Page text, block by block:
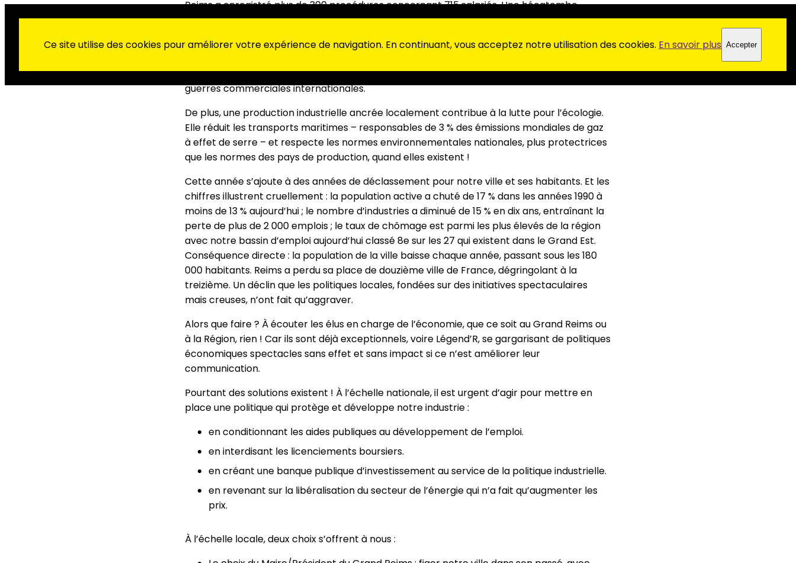
Reims a enregistré plus de 300 procédures concernant 715 salariés. Une hécatombe
sociale qui s’inscrit dans un contexte de déclin industriel prolongé.
Pourtant, l’industrie est essentielle à la vitalité économique et sociale. Elle crée des emplois,
elle constitue également un pilier de souveraineté face aux tensions croissantes des
guerres commerciales internationales.
De plus, une production industrielle ancrée localement contribue à la lutte pour l’écologie.
Elle réduit les transports maritimes – responsables de 3 % des émissions mondiales de gaz
à effet de serre – et respecte les normes environnementales nationales, plus protectrices
que les normes des pays de production, quand elles existent !
Cette année s’ajoute à des années de déclassement pour notre ville et ses habitants. Et les
chiffres illustrent cruellement : la population active a chuté de 17 % dans les années 1990 à
moins de 13 % aujourd’hui ; le nombre d’industries a diminué de 15 % en dix ans, entraînant la
perte de plus de 2 000 emplois ; le taux de chômage est parmi les plus élevés de la région
avec notre bassin d’emploi aujourd’hui classé 8e sur les 27 qui existent dans le Grand Est.
Conséquence directe : la population de la ville baisse chaque année, passant sous les 180
000 habitants. Reims a perdu sa place de douzième ville de France, dégringolant à la
treizième. Un déclin que les politiques locales, fondées sur des initiatives spectaculaires
mais creuses, n’ont fait qu’aggraver.
Alors que faire ? À écouter les élus en charge de l’économie, que ce soit au Grand Reims ou
à la Région, rien ! Car ils sont déjà exceptionnels, voire Légend’R, se gargarisant de politiques
économiques spectacles sans effet et sans impact si ce n’est améliorer leur
communication.
Pourtant des solutions existent ! À l’échelle nationale, il est urgent d’agir pour mettre en
place une politique qui protège et développe notre industrie :
en conditionnant les aides publiques au développement de l’emploi.
en interdisant les licenciements boursiers.
en créant une banque publique d’investissement au service de la politique industrielle.
en revenant sur la libéralisation du secteur de l’énergie qui n’a fait qu’augmenter les
prix.
À l’échelle locale, deux choix s’offrent à nous :
Ce site utilise des cookies pour améliorer votre expérience de navigation. En continuant, vous acceptez notre utilisation des cookies. En savoir plus Accepter